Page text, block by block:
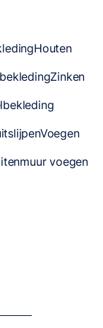
Houten
Zinken
Voegen
voegen